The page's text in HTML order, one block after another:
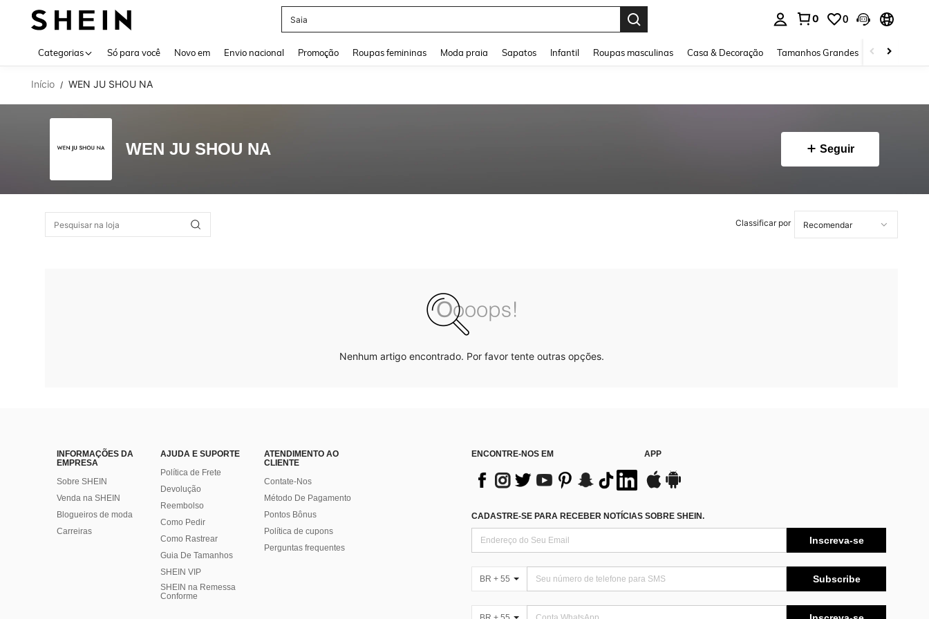
Saia
0 0
Categorias Só para você Novo em Envio nacional Promoção Roupas femininas Moda praia Sapatos Infantil Roupas masculinas Casa & Decoração Tamanhos Grandes Joias e
Início / WEN JU SHOU NA
WEN JU SHOU NA Seguir
Classificar por
Nenhum artigo encontrado. Por favor tente outras opções.
INFORMAÇÕES DA
EMPRESA
Sobre SHEIN
Venda na SHEIN
Blogueiros de moda
Carreiras
AJUDA E SUPORTE
Política de Frete
Devolução
Reembolso
Como Pedir
Como Rastrear
Guia De Tamanhos
SHEIN VIP
SHEIN na Remessa
Conforme
ATENDIMENTO AO
CLIENTE
Contate-Nos
Método De Pagamento
Pontos Bônus
Política de cupons
Perguntas frequentes
ENCONTRE-NOS EM APP
CADASTRE-SE PARA RECEBER NOTÍCIAS SOBRE SHEIN.
Inscreva-se
BR + 55 Subscribe